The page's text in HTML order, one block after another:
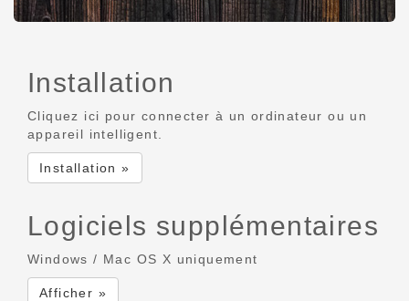
Installation
Cliquez ici pour connecter à un ordinateur ou un
appareil intelligent.
Installation »
Logiciels supplémentaires
Windows / Mac OS X uniquement
Afficher »